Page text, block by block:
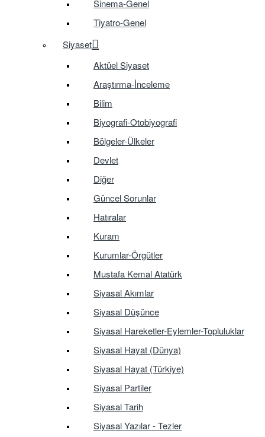
Sinema-Genel
Tiyatro-Genel
Siyaset
Aktüel Siyaset
Araştırma-İnceleme
Bilim
Biyografi-Otobiyografi
Bölgeler-Ülkeler
Devlet
Diğer
Güncel Sorunlar
Hatıralar
Kuram
Kurumlar-Örgütler
Mustafa Kemal Atatürk
Siyasal Akımlar
Siyasal Düşünce
Siyasal Hareketler-Eylemler-Topluluklar
Siyasal Hayat (Dünya)
Siyasal Hayat (Türkiye)
Siyasal Partiler
Siyasal Tarih
Siyasal Yazılar - Tezler